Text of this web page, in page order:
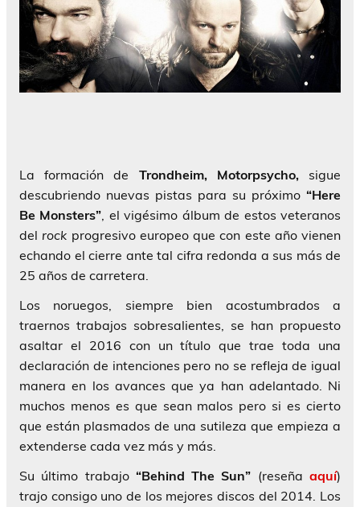
La formación de Trondheim, Motorpsycho,sigue
descubriendo nuevas pistas para su próximo “Here
Be Monsters”, el vigésimo álbum de estos veteranos
del rock progresivo europeo que con este año vienen
echando el cierre ante tal cifra redonda a sus más de
25 años de carretera.
Los noruegos, siempre bien acostumbrados a
traernos trabajos sobresalientes, se han propuesto
asaltar el 2016 con un título que trae toda una
declaración de intenciones pero no se refleja de igual
manera en los avances que ya han adelantado. Ni
muchos menos es que sean malos pero si es cierto
que están plasmados de una sutileza que empieza a
extenderse cada vez más y más.
Su último trabajo “Behind The Sun” (reseñaaquí)
trajo consigo uno de los mejores discos del 2014. Los